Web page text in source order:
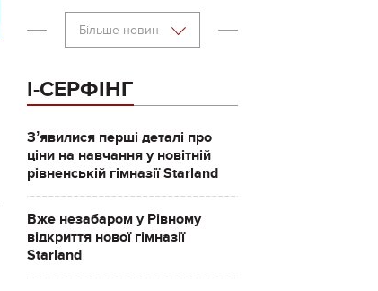
Більше новин
І-СЕРФІНГ
Зʼявилися перші деталі про
ціни на навчання у новітній
рівненській гімназії Starland
Вже незабаром у Рівному
відкриття нової гімназії
Starland